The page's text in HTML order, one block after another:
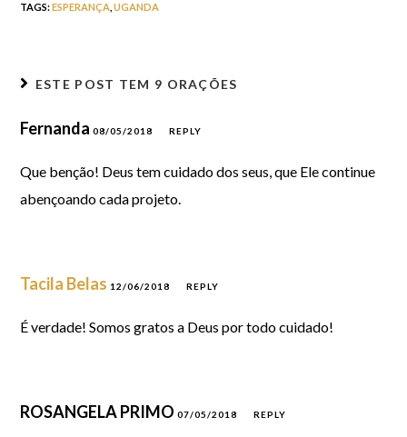
TAGS:ESPERANÇA UGANDA
ESTE POST TEM 9 ORAÇÕES
Fernanda08/05/2018 REPLY
Que benção! Deus tem cuidado dos seus, que Ele continue
abençoando cada projeto.
Tacila Belas 12/06/2018 REPLY
É verdade! Somos gratos a Deus por todo cuidado!
ROSANGELA PRIMO07/05/2018 REPLY